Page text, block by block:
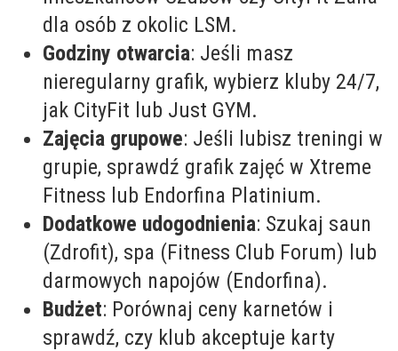
dla osób z okolic LSM.
Godziny otwarcia: Jeśli masz
nieregularny grafik, wybierz kluby 24/7,
jak CityFit lub Just GYM.
Zajęcia grupowe: Jeśli lubisz treningi w
grupie, sprawdź grafik zajęć w Xtreme
Fitness lub Endorfina Platinium.
Dodatkowe udogodnienia: Szukaj saun
(Zdrofit), spa (Fitness Club Forum) lub
darmowych napojów (Endorfina).
Budżet: Porównaj ceny karnetów i
sprawdź, czy klub akceptuje karty